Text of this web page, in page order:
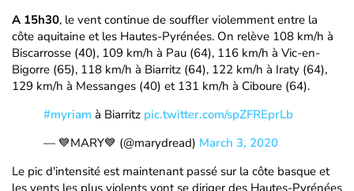
A 15h30, le vent continue de souffler violemment entre la
côte aquitaine et les Hautes-Pyrénées. On relève 108 km/h à
Biscarrosse (40), 109 km/h à Pau (64), 116 km/h à Vic-en-
Bigorre (65), 118 km/h à Biarritz (64), 122 km/h à Iraty (64),
129 km/h à Messanges (40) et 131 km/h à Ciboure (64).
#myriam à Biarritz pic.twitter.com/spZFREprLb
— 💙MARY💙 (@marydread) March 3, 2020
Le pic d'intensité est maintenant passé sur la côte basque et
les vents les plus violents vont se diriger des Hautes-Pyrénées